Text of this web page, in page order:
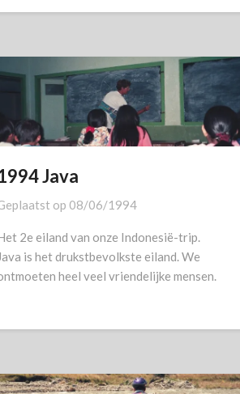
Java
op 08/06/1994
2e eiland van onze Indonesië-trip.
is het drukstbevolkste eiland. We
heel veel vriendelijke mensen.